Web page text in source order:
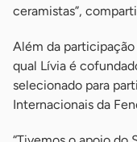
ceramistas”,
Além da
qual Lívia é
selecionado para
Internacionais da